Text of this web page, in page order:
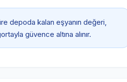
depoda kalan eşyanın değeri,
güvence altına alınır.